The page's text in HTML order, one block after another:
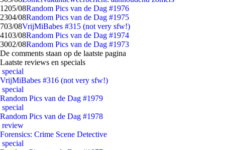
1205/08Random Pics van de Dag #1976
2304/08Random Pics van de Dag #1975
703/08VrijMiBabes #315 (not very sfw!)
4103/08Random Pics van de Dag #1974
3002/08Random Pics van de Dag #1973
De comments staan op de laatste pagina
Laatste reviews en specials
special
VrijMiBabes #316 (not very sfw!)
special
Random Pics van de Dag #1979
special
Random Pics van de Dag #1978
review
Forensics: Crime Scene Detective
special